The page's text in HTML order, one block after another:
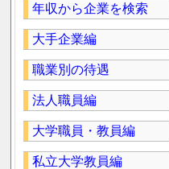
年収から企業を検索
大手企業編
職業別の待遇
法人職員編
大学職員・教員編
私立大学教員編